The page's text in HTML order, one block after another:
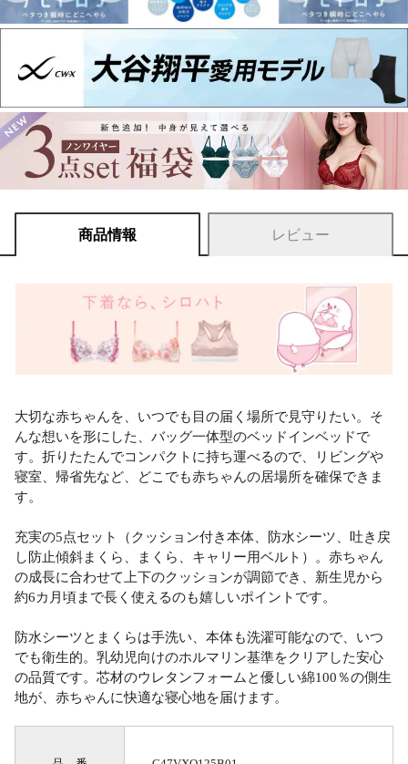
商品情報 レビュー
大切な赤ちゃんを、いつでも目の届く場所で見守りたい。そ
んな想いを形にした、バッグ一体型のベッドインベッドで
す。折りたたんでコンパクトに持ち運べるので、リビングや
寝室、帰省先など、どこでも赤ちゃんの居場所を確保できま
す。
充実の5点セット（クッション付き本体、防水シーツ、吐き戻
し防止傾斜まくら、まくら、キャリー用ベルト）。赤ちゃん
の成長に合わせて上下のクッションが調節でき、新生児から
約6カ月頃まで長く使えるのも嬉しいポイントです。
防水シーツとまくらは手洗い、本体も洗濯可能なので、いつ
でも衛生的。乳幼児向けのホルマリン基準をクリアした安心
の品質です。芯材のウレタンフォームと優しい綿100％の側生
地が、赤ちゃんに快適な寝心地を届けます。